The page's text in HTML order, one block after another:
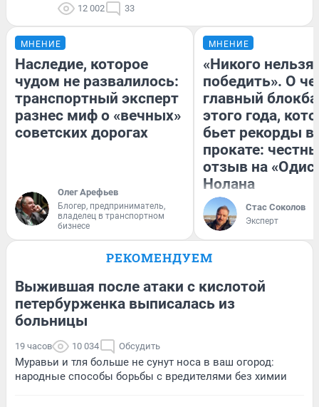
12 002 33
МНЕНИЕ
Наследие, которое
чудом не развалилось:
транспортный эксперт
разнес миф о «вечных»
советских дорогах
Олег Арефьев
Блогер, предприниматель,
владелец в транспортном
бизнесе
МНЕНИЕ
«Никого нельзя
победить». О
главный
этого года,
бьет рекорды в
прокате:
отзыв на
Нолана
Стас Соколов
Эксперт
РЕКОМЕНДУЕМ
Выжившая после атаки с кислотой
петербурженка выписалась из
больницы
19 часов 10 034 Обсудить
Муравьи и тля больше не сунут носа в ваш огород:
народные способы борьбы с вредителями без химии